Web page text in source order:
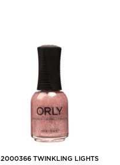
2000366 TWINKLING LIGHTS